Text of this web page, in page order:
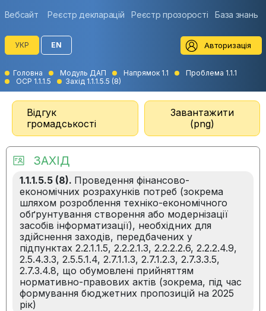
Вебсайт Реєстр декларацій Реєстр прозорості База знань
УКР EN Авторизація
Головна Модуль ДАП Напрямок 1.1
Проблема 1.1.1
ОСР 1.1.1.5
Захід 1.1.1.5.5 (8)
Відгук
громадськості
Завантажити
(png)
ЗАХІД
1.1.1.5.5 (8). Проведення фінансово-
економічних розрахунків потреб (зокрема
шляхом розроблення техніко-економічного
обґрунтування створення або модернізації
засобів інформатизації), необхідних для
здійснення заходів, передбачених у
підпунктах 2.2.1.1.5, 2.2.2.1.3, 2.2.2.2.6, 2.2.2.4.9,
2.5.4.3.3, 2.5.5.1.4, 2.7.1.1.3, 2.7.1.2.3, 2.7.3.3.5,
2.7.3.4.8, що обумовлені прийняттям
нормативно-правових актів (зокрема, під час
формування бюджетних пропозицій на 2025
рік)